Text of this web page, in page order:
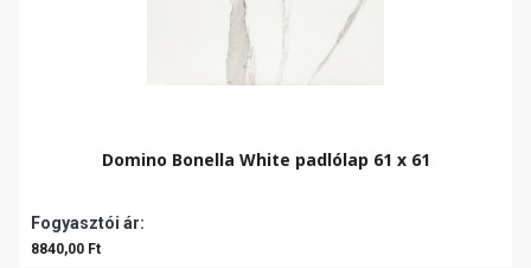
Domino Bonella White padlólap 61 x 61
Fogyasztói ár:
8840,00 Ft